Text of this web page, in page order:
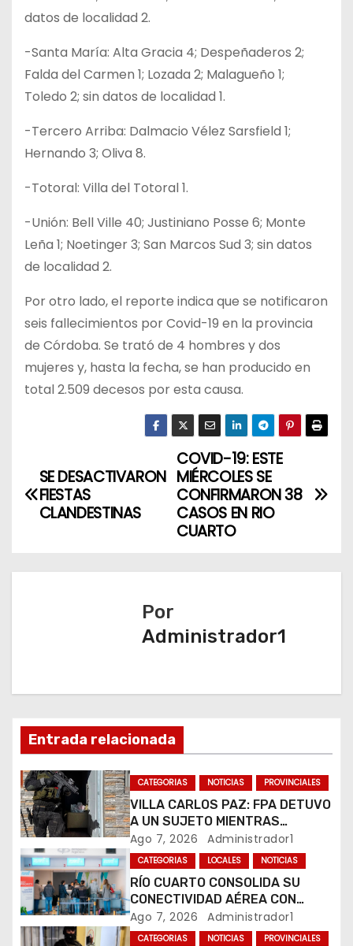
datos de localidad 2.
-Santa María: Alta Gracia 4; Despeñaderos 2;
Falda del Carmen 1; Lozada 2; Malagueño 1;
Toledo 2; sin datos de localidad 1.
-Tercero Arriba: Dalmacio Vélez Sarsfield 1;
Hernando 3; Oliva 8.
-Totoral: Villa del Totoral 1.
-Unión: Bell Ville 40; Justiniano Posse 6; Monte
Leña 1; Noetinger 3; San Marcos Sud 3; sin datos
de localidad 2.
Por otro lado, el reporte indica que se notificaron
seis fallecimientos por Covid-19 en la provincia
de Córdoba. Se trató de 4 hombres y dos
mujeres y, hasta la fecha, se han producido en
total 2.509 decesos por esta causa.
N
a
e
i
ó
n
d
e
e
n
t
COVID-19: ESTE
MIÉRCOLES SE
CONFIRMARON 38
CASOS EN RIO
CUARTO
SE DESACTIVARON
FIESTAS
CLANDESTINAS
Por
Administrador1
Entrada relacionada
CATEGORIAS NOTICIAS PROVINCIALES
VILLA CARLOS PAZ: FPA DETUVO
A UN SUJETO MIENTRAS
COMERCIALIZABA COCAÍNA Y
MARIHUANA EN UNA PLAZA
Ago 7, 2026 Administrador1
CATEGORIAS LOCALES NOTICIAS
RÍO CUARTO CONSOLIDA SU
CONECTIVIDAD AÉREA CON
CUATRO VUELOS SEMANALES A
BUENOS AIRES
Ago 7, 2026 Administrador1
CATEGORIAS NOTICIAS PROVINCIALES